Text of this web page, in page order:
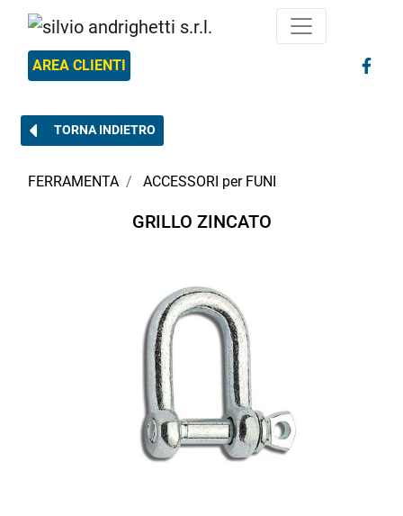
AREA CLIENTI
TORNA INDIETRO
FERRAMENTA ACCESSORI per FUNI
GRILLO ZINCATO